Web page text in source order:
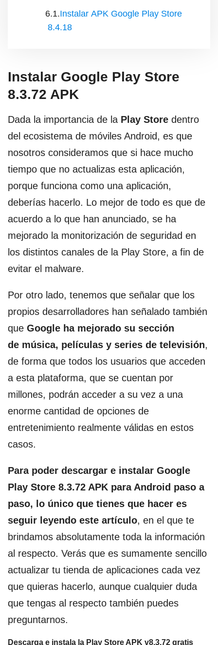
Instalar APK Google Play Store
8.4.18
Instalar Google Play Store
8.3.72 APK
Dada la importancia de la Play Store dentro
del ecosistema de móviles Android, es que
nosotros consideramos que si hace mucho
tiempo que no actualizas esta aplicación,
porque funciona como una aplicación,
deberías hacerlo. Lo mejor de todo es que de
acuerdo a lo que han anunciado, se ha
mejorado la monitorización de seguridad en
los distintos canales de la Play Store, a fin de
evitar el malware.
Por otro lado, tenemos que señalar que los
propios desarrolladores han señalado también
que Google ha mejorado su sección
de música, películas y series de televisión,
de forma que todos los usuarios que acceden
a esta plataforma, que se cuentan por
millones, podrán acceder a su vez a una
enorme cantidad de opciones de
entretenimiento realmente válidas en estos
casos.
Para poder descargar e instalar Google
Play Store 8.3.72 APK para Android paso a
paso, lo único que tienes que hacer es
seguir leyendo este artículo, en el que te
brindamos absolutamente toda la información
al respecto. Verás que es sumamente sencillo
actualizar tu tienda de aplicaciones cada vez
que quieras hacerlo, aunque cualquier duda
que tengas al respecto también puedes
preguntarnos.
Descarga e instala la Play Store APK v8.3.72 gratis